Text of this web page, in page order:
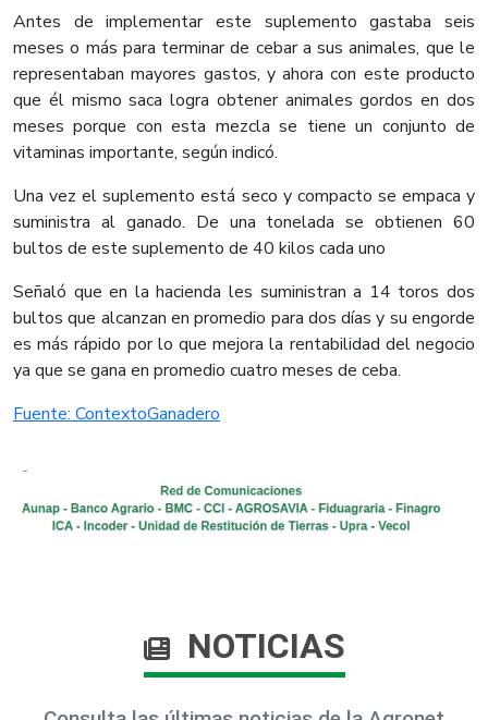
Antes de implementar este suplemento gastaba seis
meses o más para terminar de cebar a sus animales, que le
representaban mayores gastos, y ahora con este producto
que él mismo saca logra obtener animales gordos en dos
meses porque con esta mezcla se tiene un conjunto de
vitaminas importante, según indicó.
Una vez el suplemento está seco y compacto se empaca y
suministra al ganado. De una tonelada se obtienen 60
bultos de este suplemento de 40 kilos cada uno
Señaló que en la hacienda les suministran a 14 toros dos
bultos que alcanzan en promedio para dos días y su engorde
es más rápido por lo que mejora la rentabilidad del negocio
ya que se gana en promedio cuatro meses de ceba.​
Fuente: ContextoGanadero​
NOTICIAS